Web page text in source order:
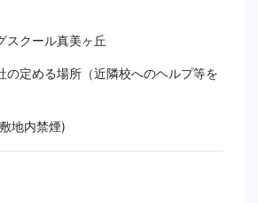
スクール真美ヶ丘
の定める場所（近隣校へのヘルプ等を
地内禁煙)